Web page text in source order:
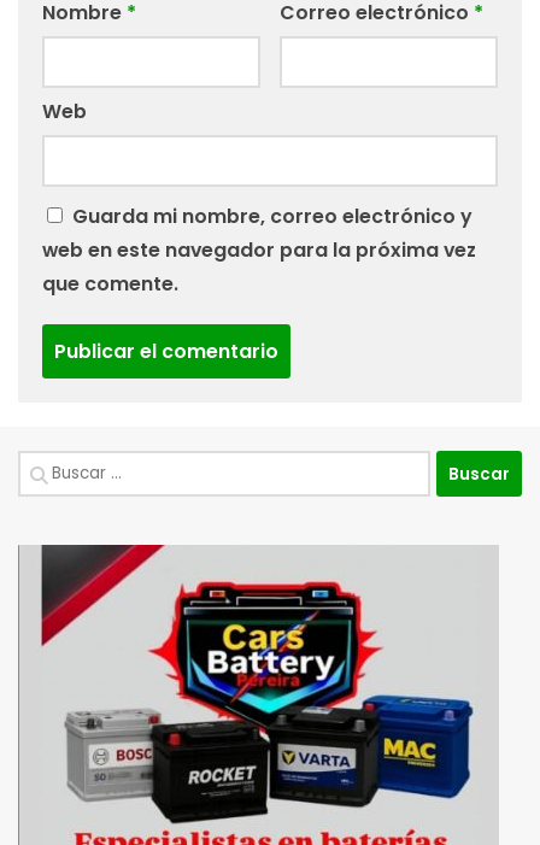
Nombre * Correo electrónico *
Web
Guarda mi nombre, correo electrónico y
web en este navegador para la próxima vez
que comente.
Buscar: